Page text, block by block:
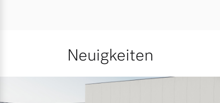
Neuigkeiten